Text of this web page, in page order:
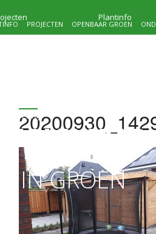
MOLENVELD
IN GROEN
OPENBAAR GROEN
PROJECTEN
Plantinfo